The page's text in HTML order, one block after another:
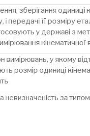
зберігання одиниці
і передачі її розміру
у державі з
кінематичної
вимірювань, у якому
розмір одиниці
невизначеність за